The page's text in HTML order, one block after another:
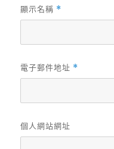
顯示名稱 *
電子郵件地址 *
個人網站網址